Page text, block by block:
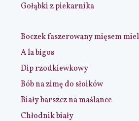
Gołąbki z piekarnika
Boczek faszerowany mięsem
A la bigos
Dip rzodkiewkowy
Bób na zimę do słoików
Biały barszcz na maślance
Chłodnik biały